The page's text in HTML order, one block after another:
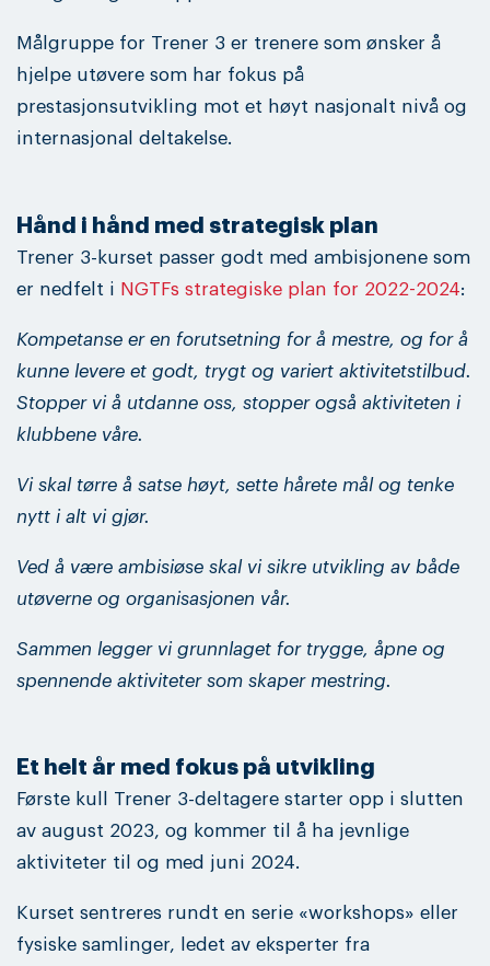
Målgruppe for Trener 3 er trenere som ønsker å
hjelpe utøvere som har fokus på
prestasjonsutvikling mot et høyt nasjonalt nivå og
internasjonal deltakelse.
Hånd i hånd med strategisk plan
Trener 3-kurset passer godt med ambisjonene som
er nedfelt i NGTFs strategiske plan for 2022-2024:
Kompetanse er en forutsetning for å mestre, og for å
kunne levere et godt, trygt og variert aktivitetstilbud.
Stopper vi å utdanne oss, stopper også aktiviteten i
klubbene våre.
Vi skal tørre å satse høyt, sette hårete mål og tenke
nytt i alt vi gjør.
Ved å være ambisiøse skal vi sikre utvikling av både
utøverne og organisasjonen vår.
Sammen legger vi grunnlaget for trygge, åpne og
spennende aktiviteter som skaper mestring.
Et helt år med fokus på utvikling
Første kull Trener 3-deltagere starter opp i slutten
av august 2023, og kommer til å ha jevnlige
aktiviteter til og med juni 2024.
Kurset sentreres rundt en serie «workshops» eller
fysiske samlinger, ledet av eksperter fra